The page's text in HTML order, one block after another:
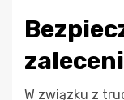
W związku z